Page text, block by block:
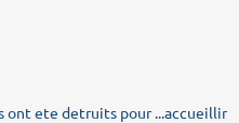
ont ete detruits pour ...accueillir